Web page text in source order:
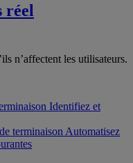
réel
n’affectent les utilisateurs.
Identifiez et
terminaison Automatisez